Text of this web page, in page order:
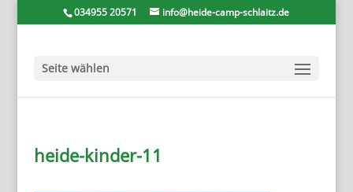
034955 20571 info@heide-camp-schlaitz.de
Seite wählen
heide-kinder-11